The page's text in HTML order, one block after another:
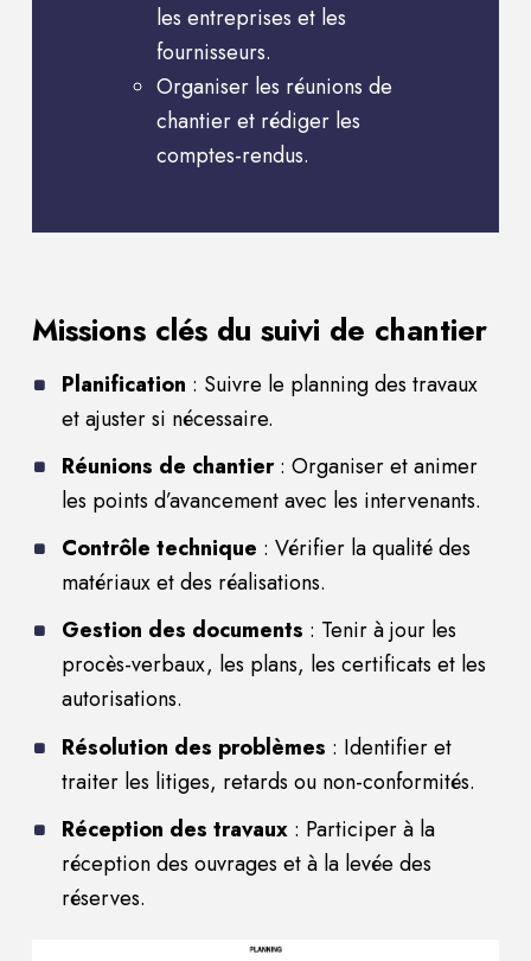
les entreprises et les
fournisseurs.
Organiser les réunions de
chantier et rédiger les
comptes-rendus.
Missions clés du suivi de chantier
Planification : Suivre le planning des travaux
et ajuster si nécessaire.
Réunions de chantier:Organiser et animer
les points d’avancement avec les intervenants.
Contrôle technique :Vérifier la qualité des
matériaux et des réalisations.
Gestion des documents : Tenir à jour les
procès-verbaux, les plans, les certificats et les
autorisations.
Résolution des problèmes : Identifier et
traiter les litiges, retards ou non-conformités.
Réception des travaux : Participer à la
réception des ouvrages et à la levée des
réserves.